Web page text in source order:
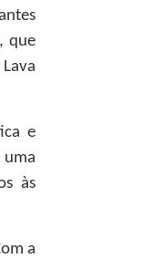
que
e
uma
às
a